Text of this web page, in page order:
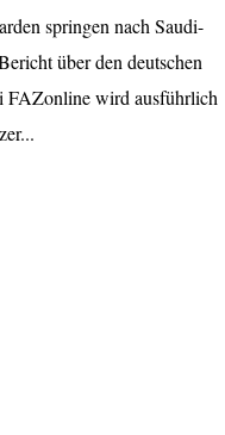
springen nach Saudi-
über den deutschen
FAZonline wird ausführlich